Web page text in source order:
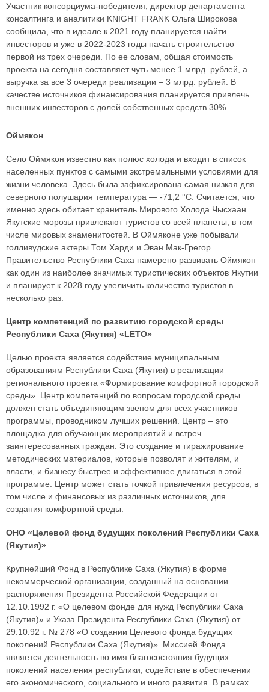
Участник консорциума-победителя, директор департамента
консалтинга и аналитики KNIGHT FRANK Ольга Широкова
сообщила, что в идеале к 2021 году планируется найти
инвесторов и уже в 2022-2023 годы начать строительство
первой из трех очереди. По ее словам, общая стоимость
проекта на сегодня составляет чуть менее 1 млрд. рублей, а
выручка за все 3 очереди реализации – 3 млрд. рублей. В
качестве источников финансирования планируется привлечь
внешних инвесторов с долей собственных средств 30%.
Оймякон
Село Оймякон известно как полюс холода и входит в список
населенных пунктов с самыми экстремальными условиями для
жизни человека. Здесь была зафиксирована самая низкая для
северного полушария температура — -71,2 °С. Считается, что
именно здесь обитает хранитель Мирового Холода Чысхаан.
Якутские морозы привлекают туристов со всей планеты, в том
числе мировых знаменитостей. В Оймяконе уже побывали
голливудские актеры Том Харди и Эван Мак-Грегор.
Правительство Республики Саха намерено развивать Оймякон
как один из наиболее значимых туристических объектов Якутии
и планирует к 2028 году увеличить количество туристов в
несколько раз.
Центр компетенций по развитию городской среды
Республики Саха (Якутия) «LETO»
Целью проекта является содействие муниципальным
образованиям Республики Саха (Якутия) в реализации
регионального проекта «Формирование комфортной городской
среды». Центр компетенций по вопросам городской среды
должен стать объединяющим звеном для всех участников
программы, проводником лучших решений. Центр – это
площадка для обучающих мероприятий и встреч
заинтересованных граждан. Это создание и тиражирование
методических материалов, которые позволят и жителям, и
власти, и бизнесу быстрее и эффективнее двигаться в этой
программе. Центр может стать точкой привлечения ресурсов, в
том числе и финансовых из различных источников, для
создания комфортной среды.
ОНО «Целевой фонд будущих поколений Республики Саха
(Якутия)»
Крупнейший Фонд в Республике Саха (Якутия) в форме
некоммерческой организации, созданный на основании
распоряжения Президента Российской Федерации от
12.10.1992 г. «О целевом фонде для нужд Республики Саха
(Якутия)» и Указа Президента Республики Саха (Якутия) от
29.10.92 г. № 278 «О создании Целевого фонда будущих
поколений Республики Саха (Якутия)». Миссией Фонда
является деятельность во имя благосостояния будущих
поколений населения республики, содействие в обеспечении
его экономического, социального и иного развития. В рамках